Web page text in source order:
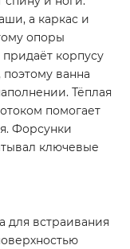
а каркас и
опоры
корпусу
поэтому ванна
Тёплая
помогает
Форсунки
ключевые
для встраивания